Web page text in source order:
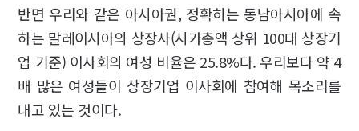
반면 우리와 같은 아시아권, 정확히는 동남아시아에 속
하는 말레이시아의 상장사(시가총액 상위 100대 상장기
업 기준) 이사회의 여성 비율은 25.8%다. 우리보다 약 4
배 많은 여성들이 상장기업 이사회에 참여해 목소리를
내고 있는 것이다.